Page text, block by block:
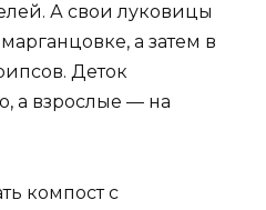
А свои луковицы
а затем в
Деток
а взрослые — на
компост с